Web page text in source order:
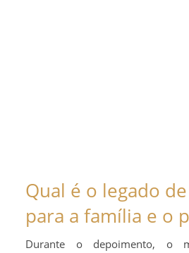
Qual é o legado
para a família e o
Durante o depoimento, o